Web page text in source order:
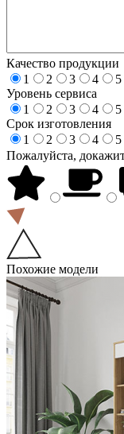
Качество продукции
1
2 3 4
5
Уровень сервиса
1
2 3 4
5
Срок изготовления
1
2 3 4
5
Пожалуйста,
Похожие модели